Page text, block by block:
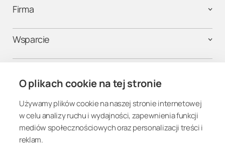
O plikach cookie na tej stronie
Używamy plików cookie na naszej stronie internetowej
w celu analizy ruchu i wydajności, zapewnienia funkcji
mediów społecznościowych oraz personalizacji treści i
reklam.
Firma
Wsparcie
Połącz się